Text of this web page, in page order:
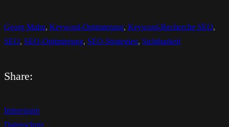
Georg Mahn, Keyword-Optimierung, Keyword-Recherche SEO,
SEO, SEO-Optimierung, SEO-Strategien, Sichtbarkeit
Share:
Impressum
Datenschutz